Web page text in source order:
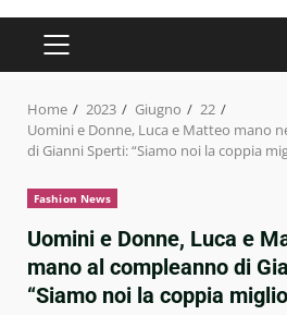
PRIMARY
MENU
Home 2023 Giugno
22
Uomini e Donne, Luca e Matteo mano
di Gianni Sperti: “Siamo noi la coppia
Fashion News
Uomini e Donne, Luca e
mano al compleanno di
“Siamo noi la coppia